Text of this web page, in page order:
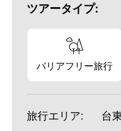
ツアータイプ:
バリアフリー旅行
旅行エリア: 台